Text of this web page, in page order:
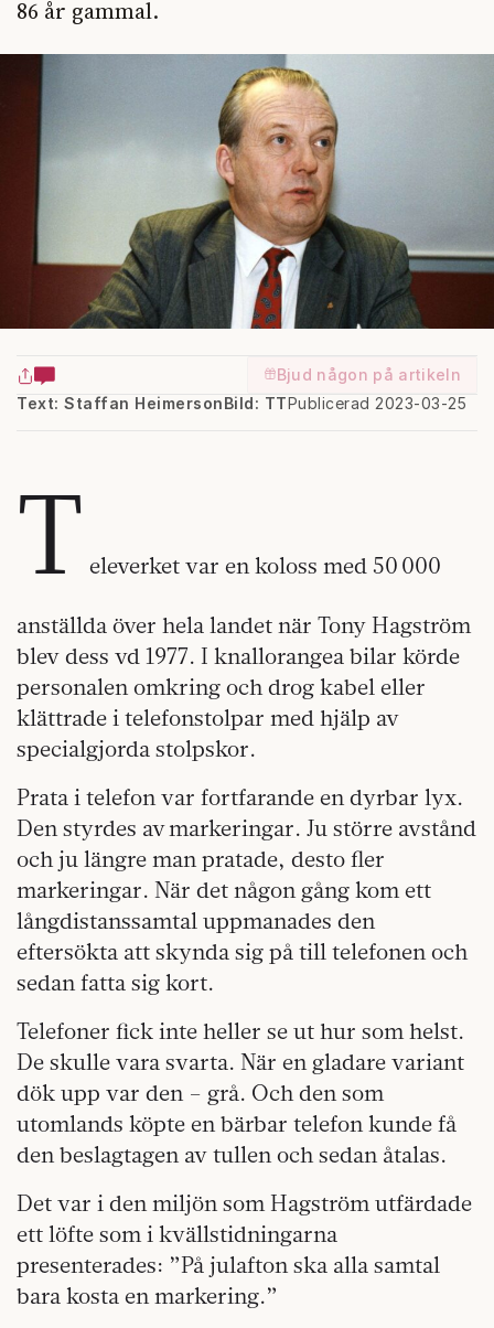
86 år gammal.
Bjud någon på artikeln
Text: Staffan Heimerson
Publicerad 2023-03-25
Bild: TT
T eleverket var en koloss med 50 000
anställda över hela landet när Tony Hagström
blev dess vd 1977. I knallorangea bilar körde
personalen omkring och drog kabel eller
klättrade i telefonstolpar med hjälp av
specialgjorda stolpskor.
Prata i telefon var fortfarande en dyrbar lyx.
Den styrdes av markeringar. Ju större avstånd
och ju längre man pratade, desto fler
markeringar. När det någon gång kom ett
långdistanssamtal uppmanades den
eftersökta att skynda sig på till telefonen och
sedan fatta sig kort.
Telefoner fick inte heller se ut hur som helst.
De skulle vara svarta. När en gladare variant
dök upp var den – grå. Och den som
utomlands köpte en bärbar telefon kunde få
den beslagtagen av tullen och sedan åtalas.
Det var i den miljön som Hagström utfärdade
ett löfte som i kvällstidningarna
presenterades: ”På julafton ska alla samtal
bara kosta en markering.”